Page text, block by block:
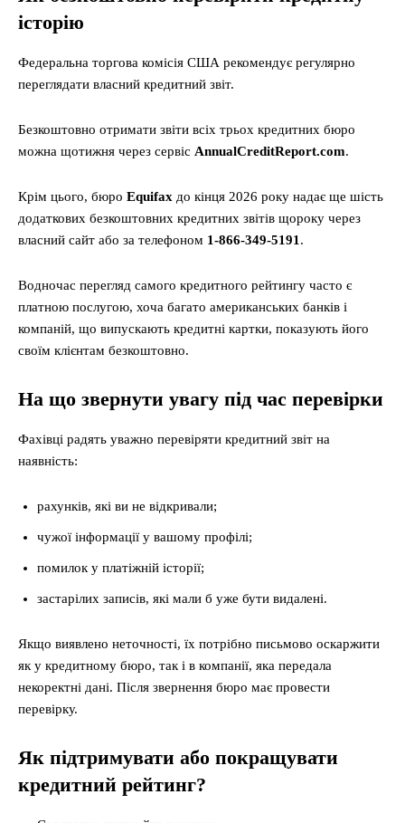
історію
Федеральна торгова комісія США рекомендує регулярно
переглядати власний кредитний звіт.
Безкоштовно отримати звіти всіх трьох кредитних бюро
можна щотижня через сервіс AnnualCreditReport.com.
Крім цього, бюро Equifax до кінця 2026 року надає ще шість
додаткових безкоштовних кредитних звітів щороку через
власний сайт або за телефоном 1-866-349-5191.
Водночас перегляд самого кредитного рейтингу часто є
платною послугою, хоча багато американських банків і
компаній, що випускають кредитні картки, показують його
своїм клієнтам безкоштовно.
На що звернути увагу під час перевірки
Фахівці радять уважно перевіряти кредитний звіт на
наявність:
рахунків, які ви не відкривали;
чужої інформації у вашому профілі;
помилок у платіжній історії;
застарілих записів, які мали б уже бути видалені.
Якщо виявлено неточності, їх потрібно письмово оскаржити
як у кредитному бюро, так і в компанії, яка передала
некоректні дані. Після звернення бюро має провести
перевірку.
Як підтримувати або покращувати
кредитний рейтинг?